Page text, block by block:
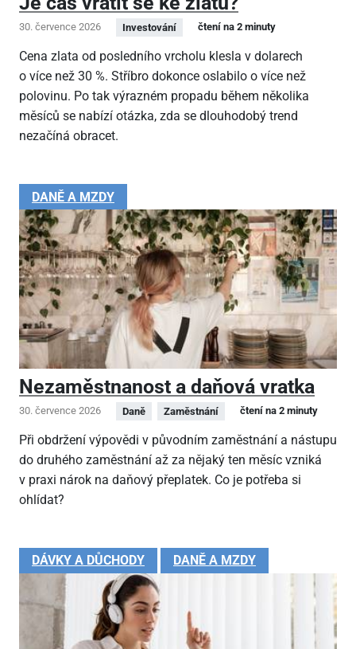
30. července 2026 Investování čtení na 2 minuty
Cena zlata od posledního vrcholu klesla v dolarech
o více než 30 %. Stříbro dokonce oslabilo o více než
polovinu. Po tak výrazném propadu během několika
měsíců se nabízí otázka, zda se dlouhodobý trend
nezačíná obracet.
DANĚ A MZDY
Nezaměstnanost a daňová vratka
30. července 2026 Daně Zaměstnání čtení na 2 minuty
Při obdržení výpovědi v původním zaměstnání a nástupu
do druhého zaměstnání až za nějaký ten měsíc vzniká
v praxi nárok na daňový přeplatek. Co je potřeba si
ohlídat?
DÁVKY A DŮCHODY DANĚ A MZDY